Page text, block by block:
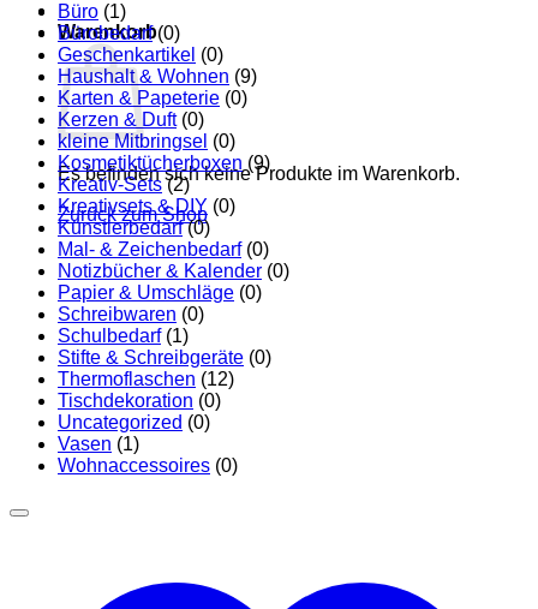
Warenkorb
Es befinden sich keine Produkte im Warenkorb.
Zurück zum Shop
Büro (1)
Bürobedarf (0)
Geschenkartikel (0)
Haushalt & Wohnen (9)
Karten & Papeterie (0)
Kerzen & Duft (0)
kleine Mitbringsel (0)
Kosmetiktücherboxen (9)
Kreativ-Sets (2)
Kreativsets & DIY (0)
Künstlerbedarf (0)
Mal- & Zeichenbedarf (0)
Notizbücher & Kalender (0)
Papier & Umschläge (0)
Schreibwaren (0)
Schulbedarf (1)
Stifte & Schreibgeräte (0)
Thermoflaschen (12)
Tischdekoration (0)
Uncategorized (0)
Vasen (1)
Wohnaccessoires (0)